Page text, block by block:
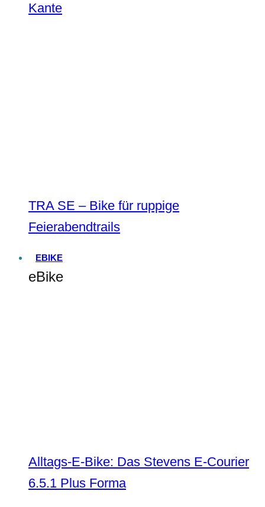
Kante
TRA SE – Bike für ruppige
Feierabendtrails
EBIKE
eBike
Alltags-E-Bike: Das Stevens E-Courier
6.5.1 Plus Forma